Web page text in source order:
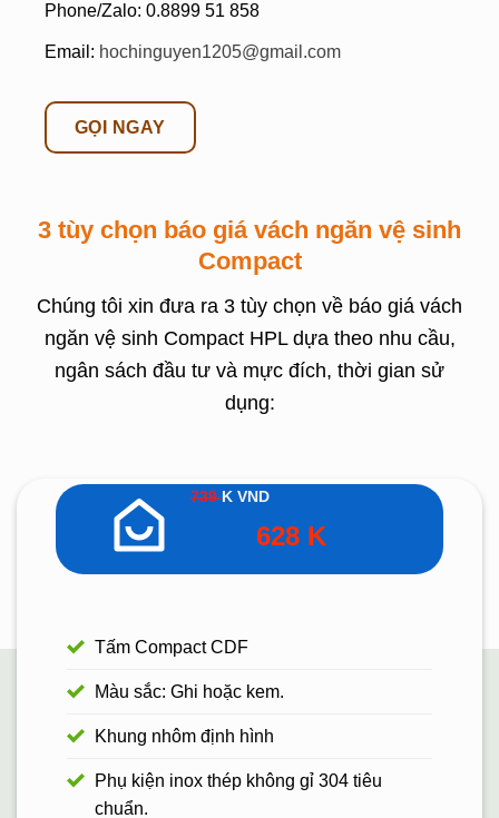
Phone/Zalo: 0.8899 51 858
Email: hochinguyen1205@gmail.com
GỌI NGAY
3 tùy chọn báo giá vách ngăn vệ sinh
Compact
Chúng tôi xin đưa ra 3 tùy chọn về báo giá vách
ngăn vệ sinh Compact HPL dựa theo nhu cầu,
ngân sách đầu tư và mực đích, thời gian sử
dụng:
739K VND
628 K
Tấm Compact CDF
Màu sắc: Ghi hoặc kem.
Khung nhôm định hình
Phụ kiện inox thép không gỉ 304 tiêu
chuẩn.